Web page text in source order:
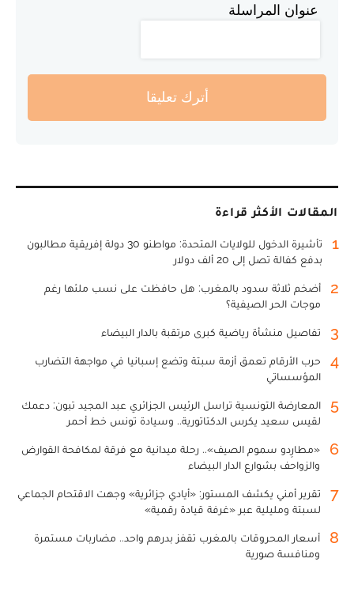
عنوان المراسلة
أترك تعليقا
المقالات الأكثر قراءة
1
تأشيرة الدخول للولايات المتحدة: مواطنو 30 دولة إفريقية مطالبون
بدفع كفالة تصل إلى 20 ألف دولار
2
أضخم ثلاثة سدود بالمغرب: هل حافظت على نسب ملئها رغم
موجات الحر الصيفية؟
3 تفاصيل منشأة رياضية كبرى مرتقبة بالدار البيضاء
4
حرب الأرقام تعمق أزمة سبتة وتضع إسبانيا في مواجهة التضارب
المؤسساتي
5
المعارضة التونسية تراسل الرئيس الجزائري عبد المجيد تبون: دعمك
لقيس سعيد يكرس الدكتاتورية.. وسيادة تونس خط أحمر
6
«مطارِدو سموم الصيف».. رحلة ميدانية مع فرقة لمكافحة القوارض
والزواحف بشوارع الدار البيضاء
7
تقرير أمني يكشف المستور: «أيادي جزائرية» وجهت الاقتحام الجماعي
لسبتة ومليلية عبر «غرفة قيادة رقمية»
8
أسعار المحروقات بالمغرب تقفز بدرهم واحد.. مضاربات مستمرة
ومنافسة صورية